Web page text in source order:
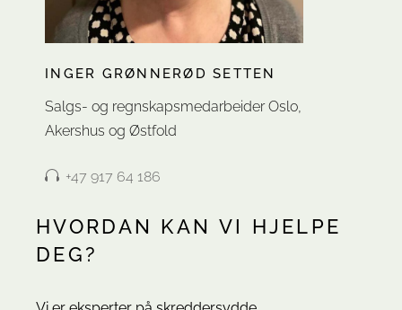
INGER GRØNNERØD SETTEN
Salgs- og regnskapsmedarbeider Oslo,
Akershus og Østfold
+47 917 64 186
HVORDAN KAN VI HJELPE
DEG?